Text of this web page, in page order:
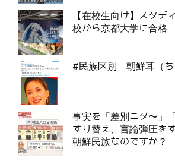
【在校生向け】スタデ
校から京都大学に合格
#民族区別 朝鮮耳（ち
事実を「差別ニダ〜」
すり替え、言論弾圧を
朝鮮民族なのですか？